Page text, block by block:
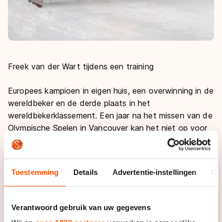
Toestemming Details Advertentie-instellingen
Verantwoord gebruik van uw gegevens
Freek van der Wart tijdens een training
Europees kampioen in eigen huis, een overwinning in de
wereldbeker en de derde plaats in het
wereldbekerklassement. Een jaar na het missen van de
Olympische Spelen in Vancouver kan het niet op voor
de Nederlandse mannenploeg. Met de derde plaats in
het wereldbekerklassement hield de ploeg grote
achter zich. Voor de wereldkampioenschappen in
Sheffield komend weekeinde is Nederland ineens een
ploeg om rekening mee te houden.